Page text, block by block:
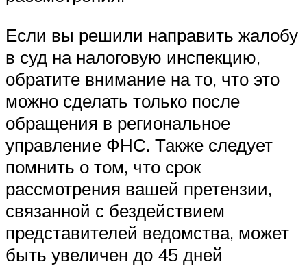
Если вы решили направить жалобу
в суд на налоговую инспекцию,
обратите внимание на то, что это
можно сделать только после
обращения в региональное
управление ФНС. Также следует
помнить о том, что срок
рассмотрения вашей претензии,
связанной с бездействием
представителей ведомства, может
быть увеличен до 45 дней